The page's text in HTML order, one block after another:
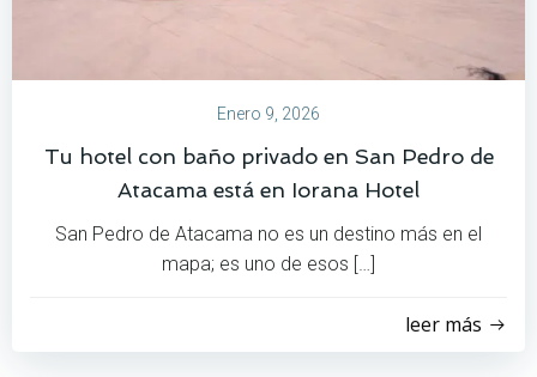
Enero 9, 2026
Tu hotel con baño privado en San Pedro de
Atacama está en Iorana Hotel
San Pedro de Atacama no es un destino más en el
mapa; es uno de esos […]
leer más